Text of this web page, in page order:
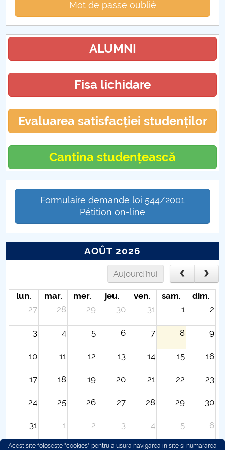
Mot de passe oublié
ALUMNI
Fisa lichidare
Evaluarea satisfacției studenților
Cantina studențească
Formulaire demande loi 544/2001
Pétition on-line
AOÛT 2026
Aujourd'hui
lun. mar. mer. jeu. ven. sam.
dim.
27
28 29 30 31 1 2
3 4 5 6 7 8 9
10 11 12 13 14 15 16
17 18 19 20 21 22 23
24 25 26 27 28 29 30
31 1 2 3 4 5 6
Acest site foloseste "cookies" pentru a usura navigarea in site si numararea